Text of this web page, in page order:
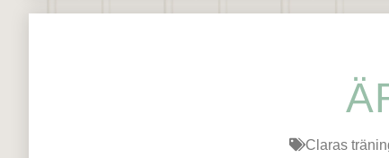
Claras